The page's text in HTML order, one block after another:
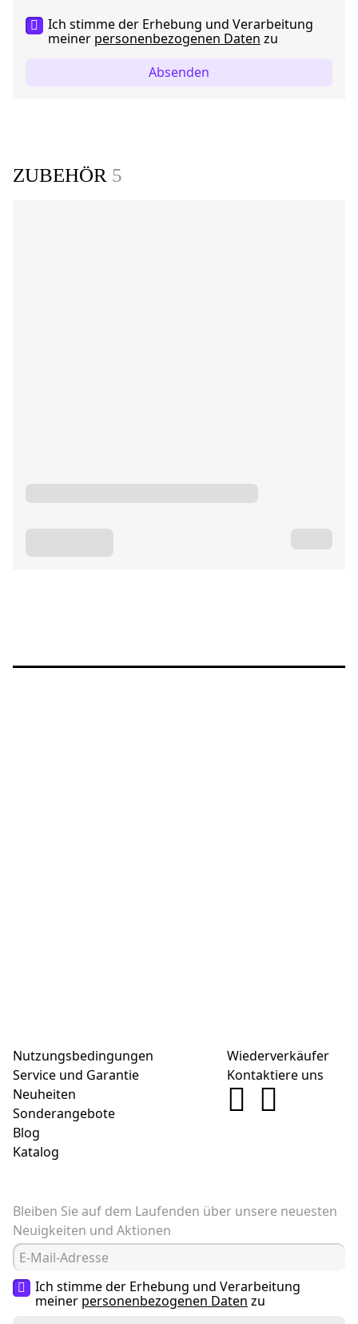
Ich stimme der Erhebung und Verarbeitung
meiner personenbezogenen Daten zu
Absenden
ZUBEHÖR 5
Nutzungsbedingungen
Service und Garantie
Neuheiten
Sonderangebote
Blog
Katalog
Wiederverkäufer
Kontaktiere uns
Bleiben Sie auf dem Laufenden über unsere neuesten
Neuigkeiten und Aktionen
Ich stimme der Erhebung und Verarbeitung
meiner personenbezogenen Daten zu